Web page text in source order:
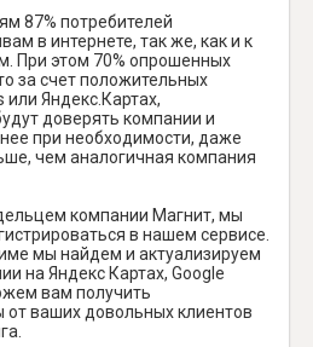
87% потребителей
в интернете, так же, как и к
При этом 70% опрошенных
за счет положительных
или Яндекс.Картах,
доверять компании и
при необходимости, даже
чем аналогичная компания
компании Магнит, мы
в нашем сервисе.
мы найдем и актуализируем
на Яндекс Картах, Google
вам получить
ваших довольных клиентов